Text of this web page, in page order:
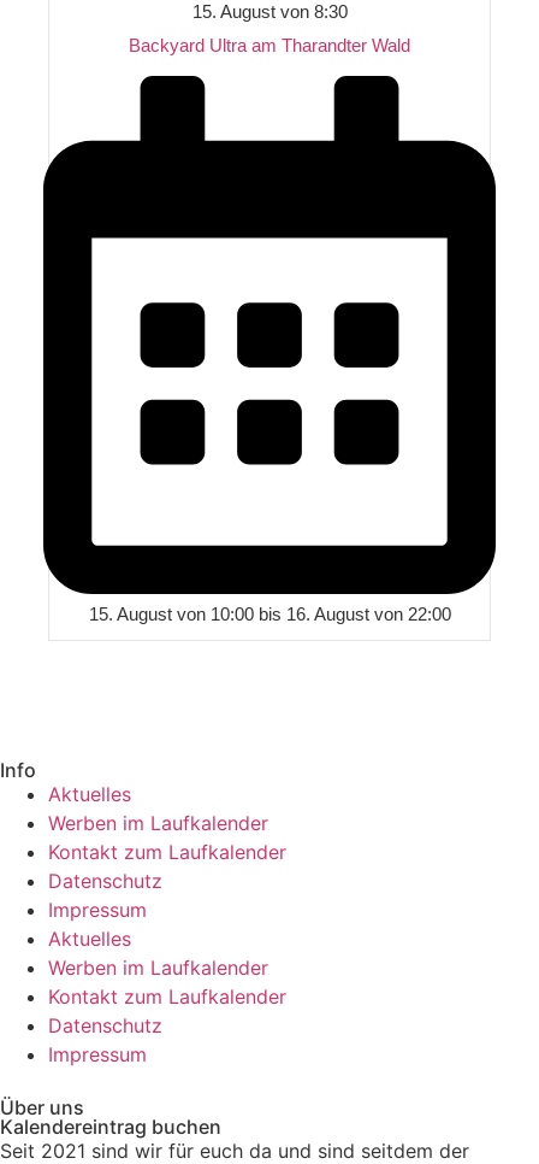
15. August von 8:30
Backyard Ultra am Tharandter Wald
15. August von 10:00bis 16. August von 22:00
Info
Aktuelles
Werben im Laufkalender
Kontakt zum Laufkalender
Datenschutz
Impressum
Aktuelles
Werben im Laufkalender
Kontakt zum Laufkalender
Datenschutz
Impressum
Über uns
Kalendereintrag buchen
Seit 2021 sind wir für euch da und sind seitdem der